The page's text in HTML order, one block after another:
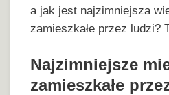
a jak jest najzimniejsza
zamieszkałe przez ludzi?
Najzimniejsze
zamieszkałe